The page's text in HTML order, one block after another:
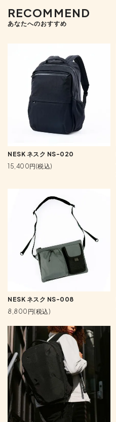
RECOMMEND
あなたへのおすすめ
NESK ネスク NS-020
15,400円(税込)
NESK ネスク NS-008
8,800円(税込)